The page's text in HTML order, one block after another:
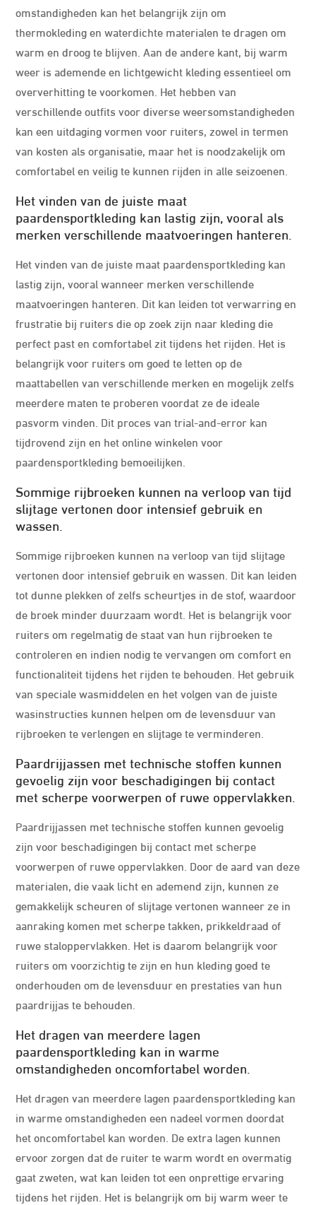
omstandigheden kan het belangrijk zijn om
thermokleding en waterdichte materialen te dragen om
warm en droog te blijven. Aan de andere kant, bij warm
weer is ademende en lichtgewicht kleding essentieel om
oververhitting te voorkomen. Het hebben van
verschillende outfits voor diverse weersomstandigheden
kan een uitdaging vormen voor ruiters, zowel in termen
van kosten als organisatie, maar het is noodzakelijk om
comfortabel en veilig te kunnen rijden in alle seizoenen.
Het vinden van de juiste maat
paardensportkleding kan lastig zijn, vooral als
merken verschillende maatvoeringen hanteren.
Het vinden van de juiste maat paardensportkleding kan
lastig zijn, vooral wanneer merken verschillende
maatvoeringen hanteren. Dit kan leiden tot verwarring en
frustratie bij ruiters die op zoek zijn naar kleding die
perfect past en comfortabel zit tijdens het rijden. Het is
belangrijk voor ruiters om goed te letten op de
maattabellen van verschillende merken en mogelijk zelfs
meerdere maten te proberen voordat ze de ideale
pasvorm vinden. Dit proces van trial-and-error kan
tijdrovend zijn en het online winkelen voor
paardensportkleding bemoeilijken.
Sommige rijbroeken kunnen na verloop van tijd
slijtage vertonen door intensief gebruik en
wassen.
Sommige rijbroeken kunnen na verloop van tijd slijtage
vertonen door intensief gebruik en wassen. Dit kan leiden
tot dunne plekken of zelfs scheurtjes in de stof, waardoor
de broek minder duurzaam wordt. Het is belangrijk voor
ruiters om regelmatig de staat van hun rijbroeken te
controleren en indien nodig te vervangen om comfort en
functionaliteit tijdens het rijden te behouden. Het gebruik
van speciale wasmiddelen en het volgen van de juiste
wasinstructies kunnen helpen om de levensduur van
rijbroeken te verlengen en slijtage te verminderen.
Paardrijjassen met technische stoffen kunnen
gevoelig zijn voor beschadigingen bij contact
met scherpe voorwerpen of ruwe oppervlakken.
Paardrijjassen met technische stoffen kunnen gevoelig
zijn voor beschadigingen bij contact met scherpe
voorwerpen of ruwe oppervlakken. Door de aard van deze
materialen, die vaak licht en ademend zijn, kunnen ze
gemakkelijk scheuren of slijtage vertonen wanneer ze in
aanraking komen met scherpe takken, prikkeldraad of
ruwe staloppervlakken. Het is daarom belangrijk voor
ruiters om voorzichtig te zijn en hun kleding goed te
onderhouden om de levensduur en prestaties van hun
paardrijjas te behouden.
Het dragen van meerdere lagen
paardensportkleding kan in warme
omstandigheden oncomfortabel worden.
Het dragen van meerdere lagen paardensportkleding kan
in warme omstandigheden een nadeel vormen doordat
het oncomfortabel kan worden. De extra lagen kunnen
ervoor zorgen dat de ruiter te warm wordt en overmatig
gaat zweten, wat kan leiden tot een onprettige ervaring
tijdens het rijden. Het is belangrijk om bij warm weer te